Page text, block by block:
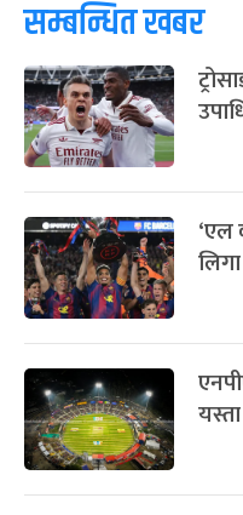
८
सोम चैत्र ८, २०८३-Mar 22, 2027
सम्बन्धित खबर
‘एल